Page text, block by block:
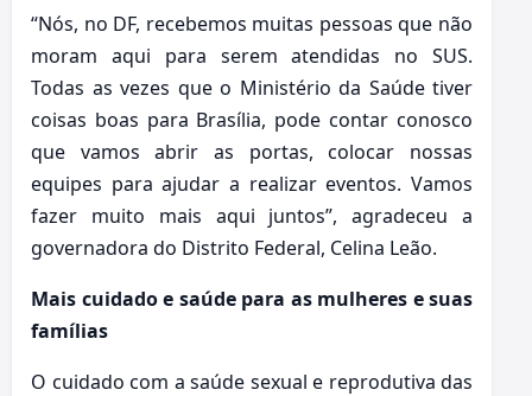
“Nós, no DF, recebemos muitas pessoas que não
moram aqui para serem atendidas no SUS.
Todas as vezes que o Ministério da Saúde tiver
coisas boas para Brasília, pode contar conosco
que vamos abrir as portas, colocar nossas
equipes para ajudar a realizar eventos. Vamos
fazer muito mais aqui juntos”, agradeceu a
governadora do Distrito Federal, Celina Leão.
Mais cuidado e saúde para as mulheres e suas
famílias
O cuidado com a saúde sexual e reprodutiva das